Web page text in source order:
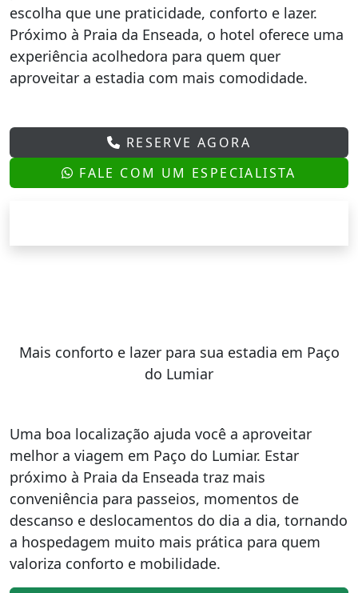
escolha que une praticidade, conforto e lazer.
Próximo à Praia da Enseada, o hotel oferece uma
experiência acolhedora para quem quer
aproveitar a estadia com mais comodidade.
RESERVE AGORA
FALE COM UM ESPECIALISTA
Mais conforto e lazer para sua estadia em Paço
do Lumiar
Uma boa localização ajuda você a aproveitar
melhor a viagem em Paço do Lumiar. Estar
próximo à Praia da Enseada traz mais
conveniência para passeios, momentos de
descanso e deslocamentos do dia a dia, tornando
a hospedagem muito mais prática para quem
valoriza conforto e mobilidade.